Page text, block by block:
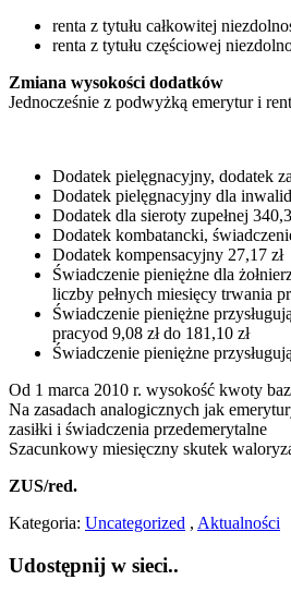
renta z tytułu całkowitej
renta z tytułu częściowej
Zmiana wysokości dodatków
Jednocześnie z podwyżką emerytur i
Dodatek pielęgnacyjny, dodatek
Dodatek pielęgnacyjny dla
Dodatek dla sieroty zupełnej
Dodatek kombatancki,
Dodatek kompensacyjny 27,17 zł
Świadczenie pieniężne dla
liczby pełnych miesięcy trwania
Świadczenie pieniężne
pracyod 9,08 zł do 181,10 zł
Świadczenie pieniężne
Od 1 marca 2010 r. wysokość kwoty
Na zasadach analogicznych jak
zasiłki i świadczenia przedemerytalne
Szacunkowy miesięczny skutek
ZUS/red.
Kategoria: Uncategorized , Aktualności
Udostępnij w sieci..